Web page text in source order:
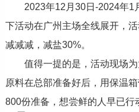
2023年12月30日-2024年1
下活动在广州主场全线展开，
减减减，减盐30%。
值得一提的是，活动现场
原料在总部准备好后，用保温
800份准备，想尝鲜的人早已行